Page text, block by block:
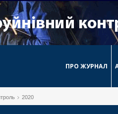
ПРО ЖУРНАЛ
2020